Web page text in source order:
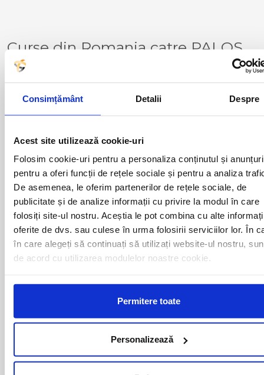
Consimțământ Detalii Despre
Acest site utilizează cookie-uri
Folosim cookie-uri pentru a personaliza conținutul și
pentru a oferi funcții de rețele sociale și pentru a analiza
De asemenea, le oferim partenerilor de rețele sociale, de
publicitate și de analize informații cu privire la modul în care
folosiți site-ul nostru. Aceștia le pot combina cu alte
oferite de dvs. sau culese în urma folosirii serviciilor lor. În
în care alegeți să continuați să utilizați website-ul nostru,
de acord cu utilizarea modulelor noastre cookie.
Permitere toate
Personalizează
Curse din Romania catre PALOS
DE LA FRONTERA:
ACAS
ADJUD
ALEXANDRIA
ARAD
BACAU
BAIA MARE
BAILE HERCULANE
BAILESTI
BALS-IS
BALS-OT
BARCA
BARLAD
BECLEAN
BLAJ
BRASOV
LUGOJ
MAGLAVIT
MOINESTI
MOTCA
NUSFALAU
OLTENITA
ONESTI
ORADEA
ORSOVA
PASCANI
PERICEI
PERISOR
PIATRA NEAMT
PITESTI
PLOIESTI
POIANA MARE
RADOVAN